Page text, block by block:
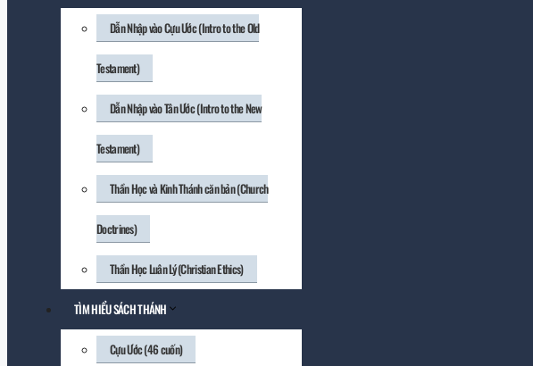
Dẫn Nhập vào Cựu Ước (Intro to the Old
Testament)
Dẫn Nhập vào Tân Ước (Intro to the New
Testament)
Thần Học và Kinh Thánh căn bản (Church
Doctrines)
Thần Học Luân Lý (Christian Ethics)
TÌM HIỂU SÁCH THÁNH
Cựu Ước (46 cuốn)